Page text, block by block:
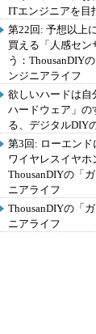
ITエンジニアを目
第22回: 予想以上
買える「人感セン
う：ThousanDIY
ンジニアライフ
欲しいハードは自
ハードウェア」の
る、デジタルDIY
第3回: ローエン
ワイヤレスイヤホ
ThousanDIYの「
ニアライフ
ThousanDIYの「
ニアライフ